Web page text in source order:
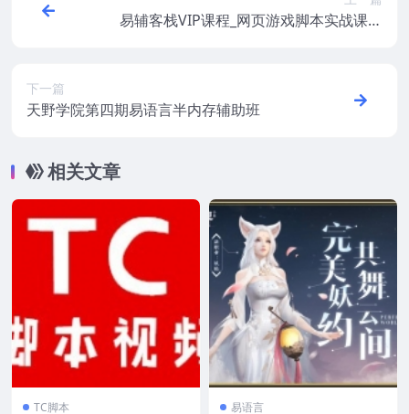
易辅客栈VIP课程_网页游戏脚本实战课程
下一篇
天野学院第四期易语言半内存辅助班
相关文章
TC脚本 易语言